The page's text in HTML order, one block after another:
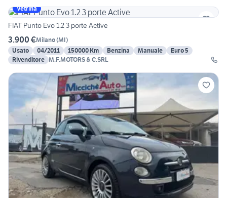
Vetrina
FIAT Punto Evo 1.2 3 porte Active
3.900 €Milano(MI)
Usato
04/2011 150000 Km Benzina Manuale
Euro 5
Rivenditore M.F.MOTORS & C.SRL